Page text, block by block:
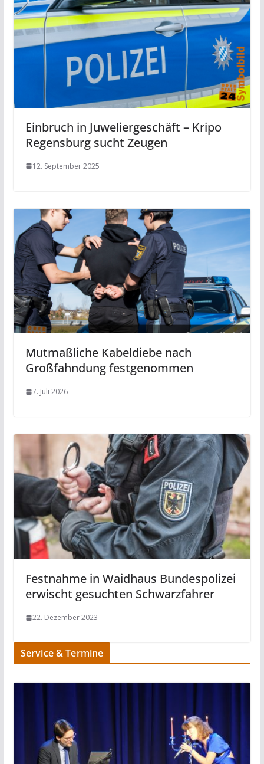
Einbruch in Juweliergeschäft – Kripo
Regensburg sucht Zeugen
12. September 2025
Mutmaßliche Kabeldiebe nach
Großfahndung festgenommen
7. Juli 2026
Festnahme in Waidhaus Bundespolizei
erwischt gesuchten Schwarzfahrer
22. Dezember 2023
Service & Termine